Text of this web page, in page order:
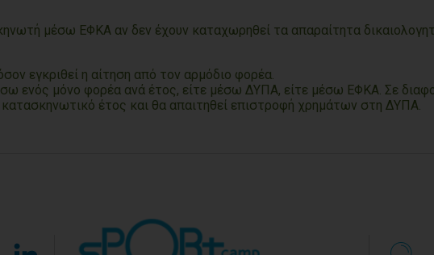
μέσω ΕΦΚΑ αν δεν έχουν καταχωρηθεί τα απαραίτητα
εγκριθεί η αίτηση από τον αρμόδιο φορέα.
ενός μόνο φορέα ανά έτος, είτε μέσω ΔΥΠΑ, είτε μέσω ΕΦΚΑ. Σε
έτος και θα απαιτηθεί επιστροφή χρημάτων στη ΔΥΠΑ.